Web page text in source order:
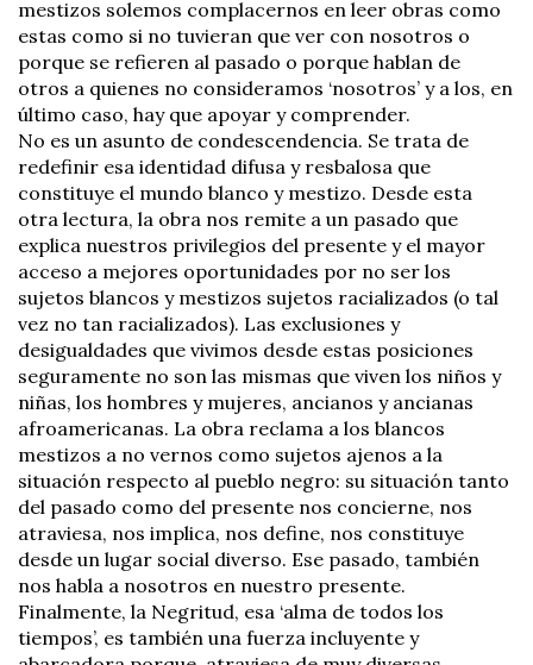
mestizos solemos complacernos en leer obras como
estas como si no tuvieran que ver con nosotros o
porque se refieren al pasado o porque hablan de
otros a quienes no consideramos ‘nosotros’ y a los, en
último caso, hay que apoyar y comprender.
No es un asunto de condescendencia. Se trata de
redefinir esa identidad difusa y resbalosa que
constituye el mundo blanco y mestizo. Desde esta
otra lectura, la obra nos remite a un pasado que
explica nuestros privilegios del presente y el mayor
acceso a mejores oportunidades por no ser los
sujetos blancos y mestizos sujetos racializados (o tal
vez no tan racializados). Las exclusiones y
desigualdades que vivimos desde estas posiciones
seguramente no son las mismas que viven los niños y
niñas, los hombres y mujeres, ancianos y ancianas
afroamericanas. La obra reclama a los blancos
mestizos a no vernos como sujetos ajenos a la
situación respecto al pueblo negro: su situación tanto
del pasado como del presente nos concierne, nos
atraviesa, nos implica, nos define, nos constituye
desde un lugar social diverso. Ese pasado, también
nos habla a nosotros en nuestro presente.
Finalmente, la Negritud, esa ‘alma de todos los
tiempos’, es también una fuerza incluyente y